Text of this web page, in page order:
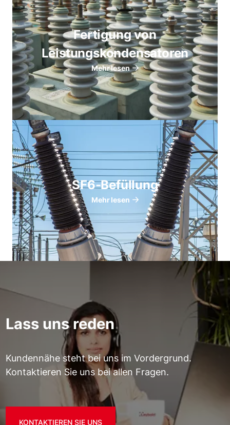
Fertigung von
Leistungskondensatoren
Mehr lesen
SF6-Befüllung
Mehr lesen
Lass uns reden
Kundennähe steht bei uns im Vordergrund.
Kontaktieren Sie uns bei allen Fragen.
KONTAKTIEREN SIE UNS